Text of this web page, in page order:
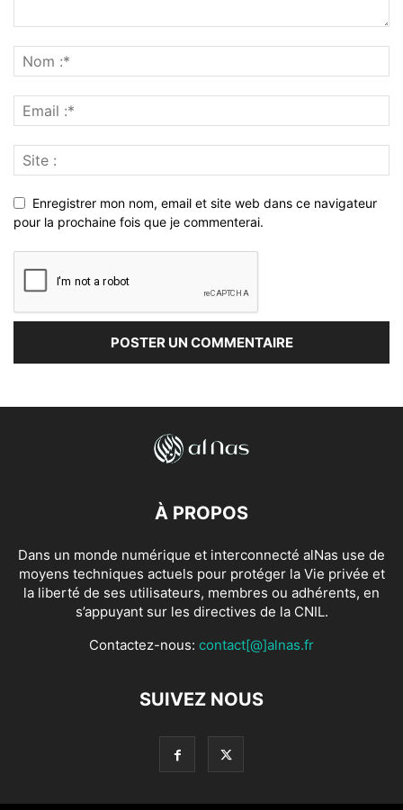
Enregistrer mon nom, email et site web dans ce navigateur
pour la prochaine fois que je commenterai.
À PROPOS
Dans un monde numérique et interconnecté alNas use de
moyens techniques actuels pour protéger la Vie privée et
la liberté de ses utilisateurs, membres ou adhérents, en
s’appuyant sur les directives de la CNIL.
Contactez-nous: contact[@]alnas.fr
SUIVEZ NOUS